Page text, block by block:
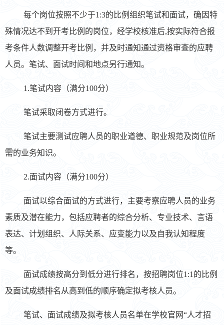
每个岗位按照不少于1:3的比例组织笔试和面试，确因特
殊情况达不到开考比例的岗位，经学校核准后,按实际符合报
考条件人数调整开考比例，并及时通知通过资格审查的应聘
人员。笔试、面试时间和地点另行通知。
1.笔试内容（满分100分）
笔试采取闭卷方式进行。
笔试主要测试应聘人员的职业道德、职业规范及岗位所
需的业务知识。
2.面试内容（满分100分）
面试以综合面试的方式进行，主要考察应聘人员的业务
素质及潜在能力，包括应聘者的综合分析、专业技术、言语
表达、计划组织、人际关系、应变能力以及自我认知程度
等。
面试成绩按高分到低分进行排名，按招聘岗位1:1的比例
及面试成绩排名从高到低的顺序确定拟考核人员。
笔试、面试成绩及拟考核人员名单在学校官网“人才招